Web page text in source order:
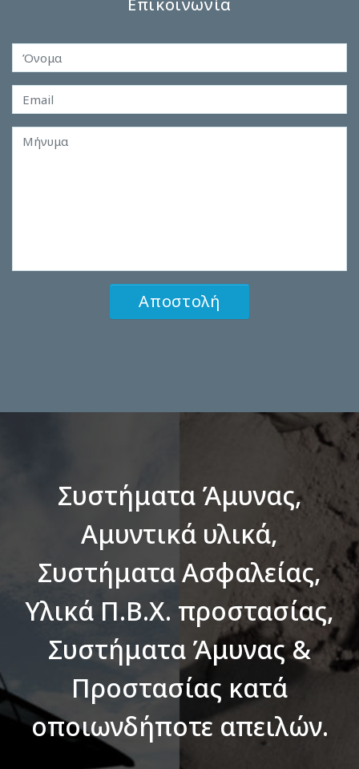
Συστήματα Άμυνας,
Αμυντικά υλικά,
Συστήματα Ασφαλείας,
Υλικά Π.Β.Χ. προστασίας,
Συστήματα Άμυνας &
Προστασίας κατά
οποιωνδήποτε απειλών.